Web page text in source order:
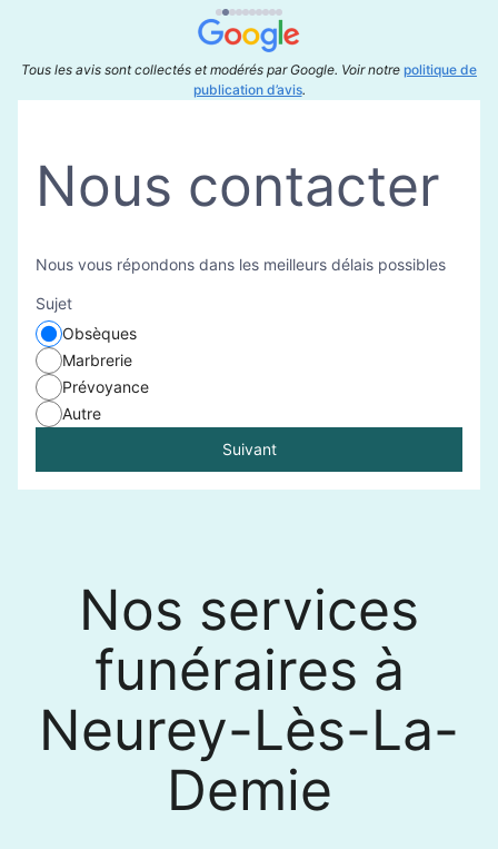
son voyage à DIjon … en express! Bien à vous tous, Famille
Tous les avis sont collectés et modérés par Google. Voir notre politique de
publication d’avis.
Nous contacter
Nous vous répondons dans les meilleurs délais possibles
Sujet
Obsèques
Marbrerie
Prévoyance
Autre
Suivant
Nos services
funéraires à
Neurey-Lès-La-
Demie